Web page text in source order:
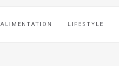
ALIMENTATION LIFESTYLE